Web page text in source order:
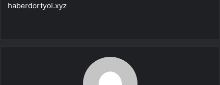
haberdortyol.xyz